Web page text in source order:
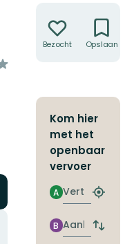
Bezocht Opslaan
Kom hier
met het
openbaar
vervoer
Vertrek
A
Zoek
halte
Aankomst
B
Wissel